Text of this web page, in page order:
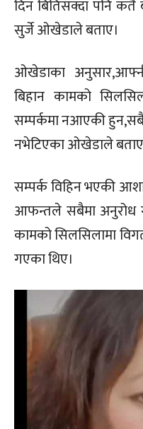
दिन बितिसक्दा पनि कतै
सुर्जे ओखेडाले बताए।
ओखेडाका
बिहान कामको
सम्पर्कमा नआएकी
नभेटिएका ओखेडाले
सम्पर्क विहिन भएकी
आफन्तले सबैमा अनुरोध
कामको सिलसिलामा
गएका थिए।